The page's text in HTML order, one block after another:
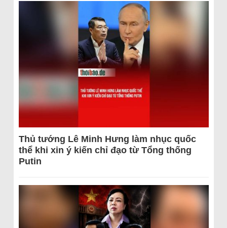
Thủ tướng Lê Minh Hưng làm nhục quốc
thể khi xin ý kiến chỉ đạo từ Tổng thống
Putin